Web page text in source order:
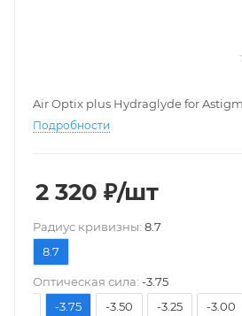
Air Optix plus Hydraglyde for
Подробности
2 320 ₽/шт
Pадиус кривизны: 8.7
8.7
Оптическая сила: -3.75
-3.75 -3.50 -3.25 -3.00